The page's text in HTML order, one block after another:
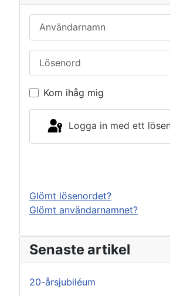
Kom ihåg mig
Logga in med ett
Glömt lösenordet?
Glömt användarnamnet?
Senaste artikel
20-årsjubiléum